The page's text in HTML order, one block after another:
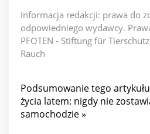
Informacja redakcji: prawa do
odpowiedniego wydawcy.
PFOTEN - Stiftung für
Rauch
Podsumowanie tego
życia latem: nigdy nie
samochodzie »